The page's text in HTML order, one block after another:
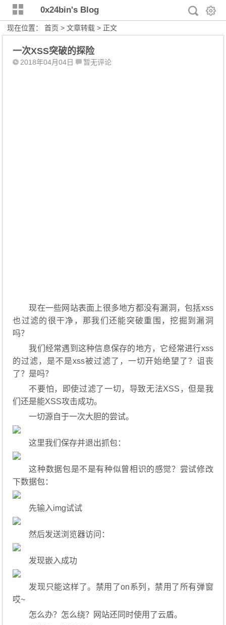
0x24bin's Blog
现在位置：首页 >文章转载 > 正文
一次XSS突破的探险
2018年04月04日 暂无评论
现在一些网站表面上很多地方都没有漏洞，包括xss
也过滤的很干净，那我们还能突破重围，挖掘到漏洞
吗？
我们经常遇到这种信息保存的地方，它经常进行xss
的过滤，是不是xss被过滤了，一切开始绝望了？诅丧
了？是吗？
不要怕，即使过滤了一切，导致无法XSS，但是我
们还是能XSS攻击成功。
一切源自于一次大胆的尝试。
这里我们保存并退出抓包：
这种数据包是不是有种似曾相识的感觉？尝试修改
下数据包：
先输入img试试
然后发送浏览器访问：
发现嵌入成功
发现只能这样了。禁用了on系列，禁用了所有弹窗
哎~
怎么办？怎么绕？网站还同时使用了云盾。